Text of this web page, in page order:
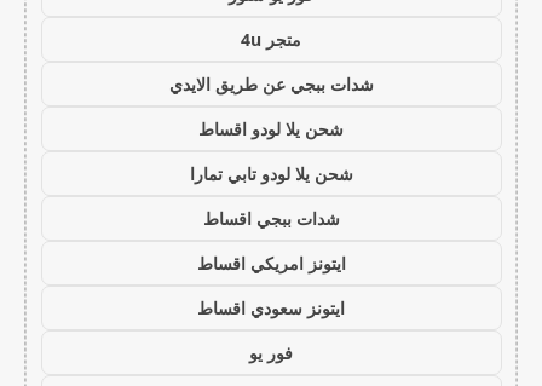
متجر 4u
شدات ببجي عن طريق الايدي
شحن يلا لودو اقساط
شحن يلا لودو تابي تمارا
شدات ببجي اقساط
ايتونز امريكي اقساط
ايتونز سعودي اقساط
فور يو